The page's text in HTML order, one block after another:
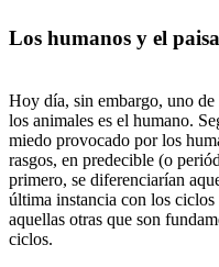
Los humanos y el
Hoy día, sin embargo, uno de
los animales es el humano.
miedo provocado por los
rasgos, en predecible (o
primero, se diferenciarían
última instancia con los
aquellas otras que son
ciclos.